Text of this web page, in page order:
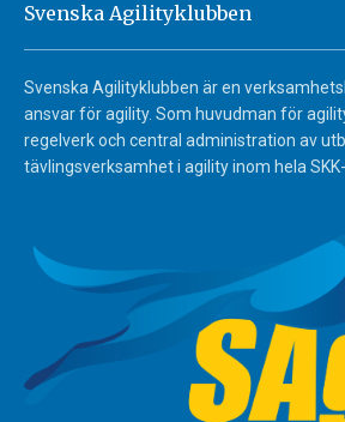
Svenska Agilityklubben
Svenska Agilityklubben är en
ansvar för agility. Som huvudman för
regelverk och central administration av
tävlingsverksamhet i agility inom hela